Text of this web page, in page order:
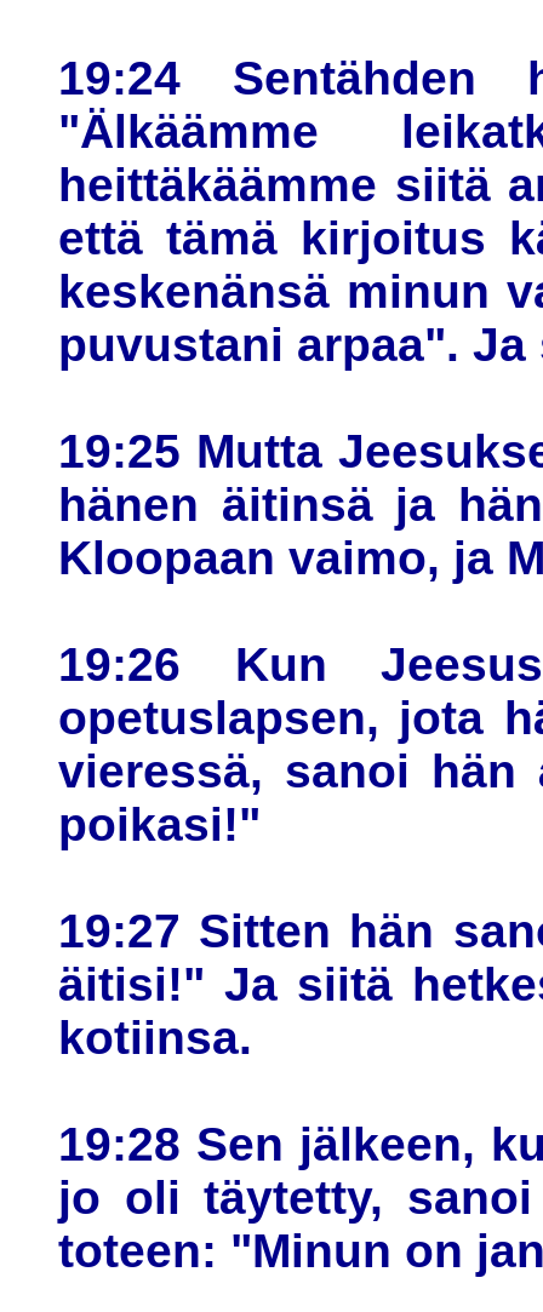
19:24 Sentähden
"Älkäämme
heittäkäämme siitä
että tämä kirjoitus
keskenänsä minun
puvustani arpaa".
19:25 Mutta
hänen äitinsä ja
Kloopaan vaimo, ja
19:26 Kun
opetuslapsen, jota
vieressä, sanoi hän
poikasi!"
19:27 Sitten hän
äitisi!" Ja siitä
kotiinsa.
19:28 Sen jälkeen,
jo oli täytetty,
toteen: "Minun on